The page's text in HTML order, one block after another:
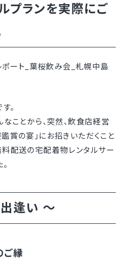
プランを実際にご
ート_葉桜飲み会_札幌中島
。
なことから、突然、飲食店経営
賞の宴」にお招きいただくこと
料配送の宅配着物レンタルサー
逢い ～
ご縁